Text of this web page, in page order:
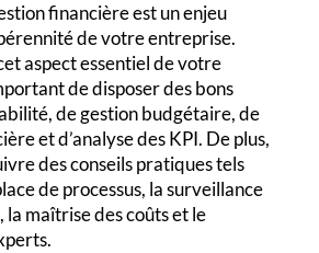
financière est un enjeu
de votre entreprise.
aspect essentiel de votre
de disposer des bons
de gestion budgétaire, de
et d’analyse des KPI. De plus,
des conseils pratiques tels
de processus, la surveillance
maîtrise des coûts et le